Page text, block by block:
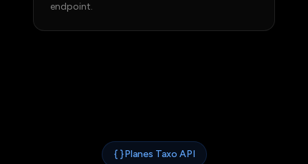
endpoint.
Planes Taxo API